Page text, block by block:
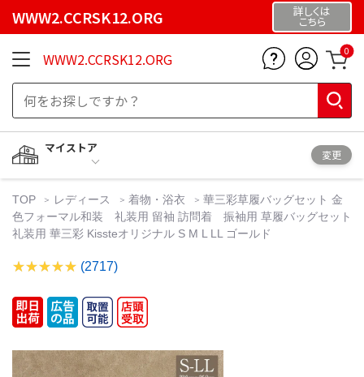
WWW2.CCRSK12.ORG 詳しくは
こちら
WWW2.CCRSK12.ORG 0
マイストア
変更
TOP レディース 着物・浴衣
華三彩草履バッグセット 金
色フォーマル和装 礼装用 留袖 訪問着 振袖用 草履バッグセット
礼装用 華三彩 Kissteオリジナル S M L LL ゴールド
(2717)